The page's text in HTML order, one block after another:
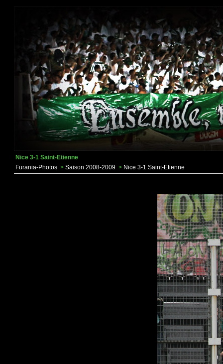
Nice 3-1 Saint-Etienne
Furania-Photos > Saison 2008-2009 > Nice 3-1 Saint-Etienne